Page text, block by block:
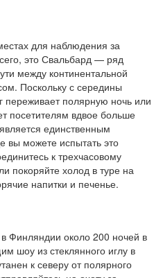
для наблюдения за
это Свальбард — ряд
между континентальной
Поскольку с середины
полярную ночь или
посетителям вдвое больше
единственным
вы можете испытать это
к трехчасовому
покоряйте холод в туре на
напитки и печенье.
Финляндии около 200 ночей в
шоу из стеклянного иглу в
к северу от полярного